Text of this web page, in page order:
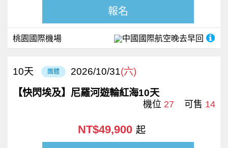
桃園國際機場 中國國際航空晚去早回
報名
團體 2026/10/31(六)
10天
【快閃埃及】尼羅河遊輪紅海10天
機位 27 可售 14
NT$49,900 起